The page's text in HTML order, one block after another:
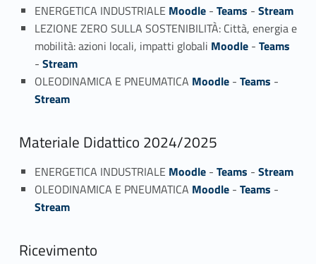
ENERGETICA INDUSTRIALE Moodle- Teams - Stream
LEZIONE ZERO SULLA SOSTENIBILITÀ: Città, energia e
mobilità: azioni locali, impatti globali Moodle- Teams
- Stream
OLEODINAMICA E PNEUMATICA Moodle- Teams -
Stream
Materiale Didattico 2024/2025
ENERGETICA INDUSTRIALE Moodle- Teams - Stream
OLEODINAMICA E PNEUMATICA Moodle- Teams -
Stream
Ricevimento